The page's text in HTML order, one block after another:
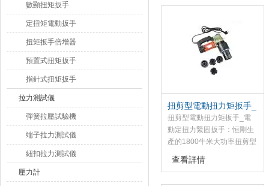
數顯扭矩扳手
定扭矩電動扳手
扭矩扳手倍增器
預置式扭矩扳手
指針式扭矩扳手
拉力測試儀
彈簧拉壓試驗機
端子拉力測試儀
紐扣拉力測試儀
壓力計
扭剪型電動扭力矩扳手_
電動定扭力緊固扳手
扭剪型電動扭力矩扳手_電
動定扭力緊固扳手：恒剛生
產的1800牛米大功率扭剪型
電動扭力扳手只需要換內外
套筒即可適用于各廠家生產
查看詳情